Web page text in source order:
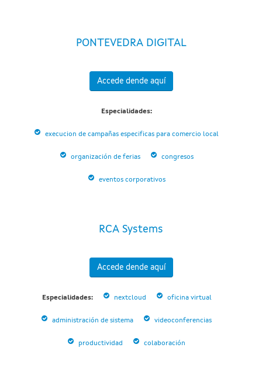
PONTEVEDRA DIGITAL
Accede dende aquí
Especialidades:
execucion de campañas especificas para comercio local
organización de ferias congresos
eventos corporativos
RCA Systems
Accede dende aquí
Especialidades: nextcloud oficina virtual
administración de sistema videoconferencias
productividad colaboración